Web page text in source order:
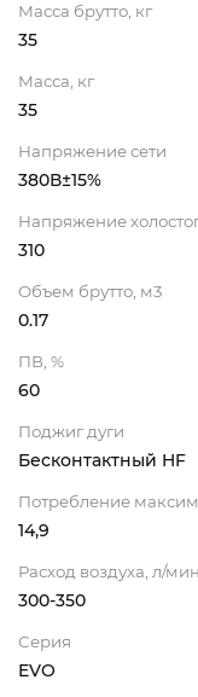
Масса брутто, кг
35
Масса, кг
35
Напряжение сети
380В±15%
Напряжение
310
Объем брутто, м3
0.17
ПВ, %
60
Поджиг дуги
Бесконтактный HF
Потребление
14,9
Расход воздуха, л/мин
300-350
Серия
EVO